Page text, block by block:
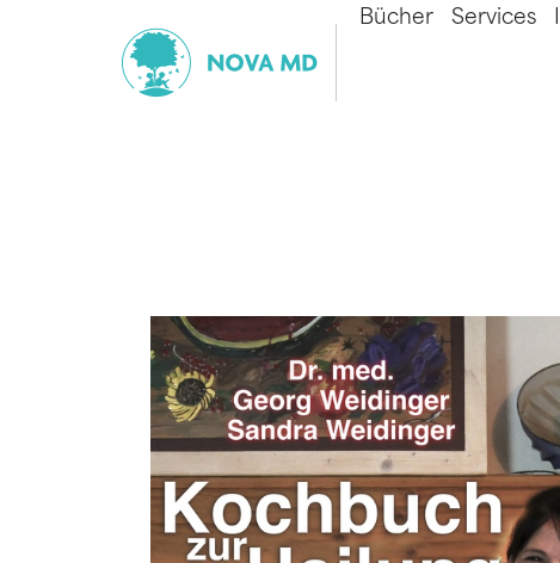
Bücher Services